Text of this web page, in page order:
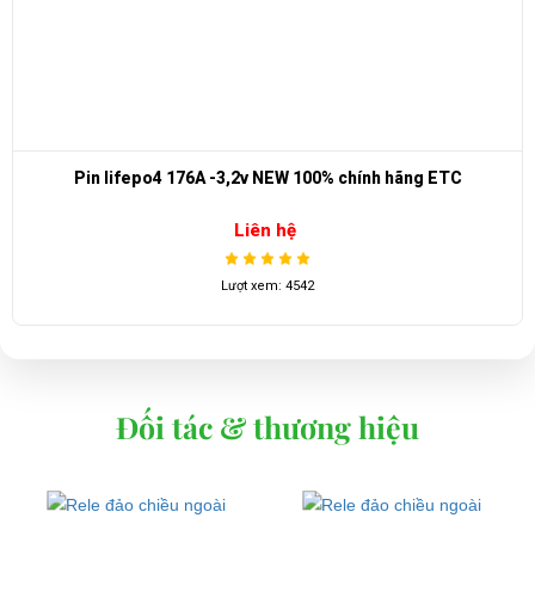
chính hãng ETC Đèn hậu xe điện Ebus
Đối tác & thương hiệu